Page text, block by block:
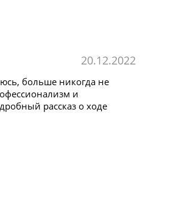
20.12.2022
больше никогда не
и
рассказ о ходе